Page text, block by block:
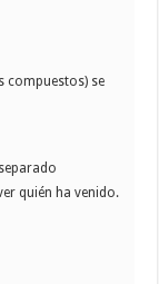
compuestos) se
quién ha venido.